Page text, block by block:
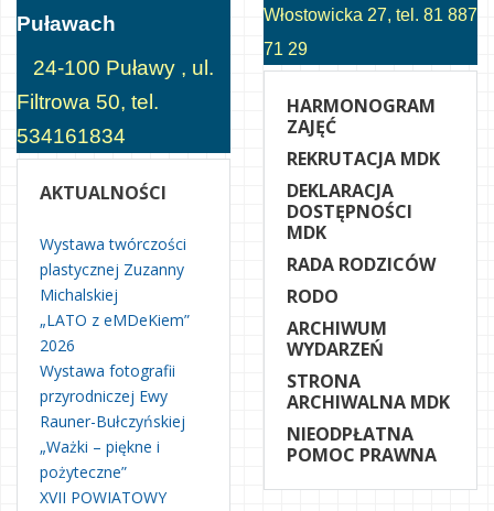
Puławach
24-100 Puławy , ul.
Filtrowa 50, tel.
534161834
AKTUALNOŚCI
Wystawa twórczości
plastycznej Zuzanny
Michalskiej
„LATO z eMDeKiem”
2026
Wystawa fotografii
przyrodniczej Ewy
Rauner-Bułczyńskiej
„Ważki – piękne i
pożyteczne”
XVII POWIATOWY
Włostowicka 27, tel. 81 887
71 29
HARMONOGRAM
ZAJĘĆ
REKRUTACJA MDK
DEKLARACJA
DOSTĘPNOŚCI
MDK
RADA RODZICÓW
RODO
ARCHIWUM
WYDARZEŃ
STRONA
ARCHIWALNA MDK
NIEODPŁATNA
POMOC PRAWNA